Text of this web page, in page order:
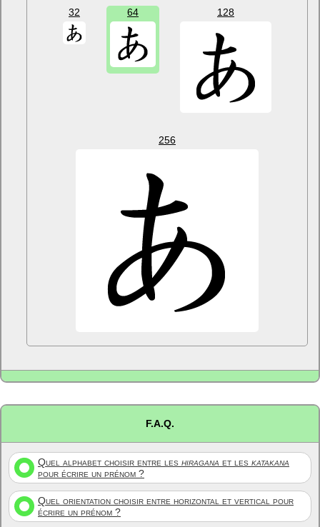
32 64 128
256
F.A.Q.
Quel alphabet choisir entre les hiragana et les katakana
pour écrire un prénom ?
Quel orientation choisir entre horizontal et vertical pour
écrire un prénom ?